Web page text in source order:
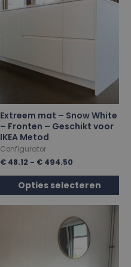
Extreem mat – Snow White
– Fronten – Geschikt voor
IKEA Metod
Configurator
€ 48.12 - € 494.50
Opties selecteren